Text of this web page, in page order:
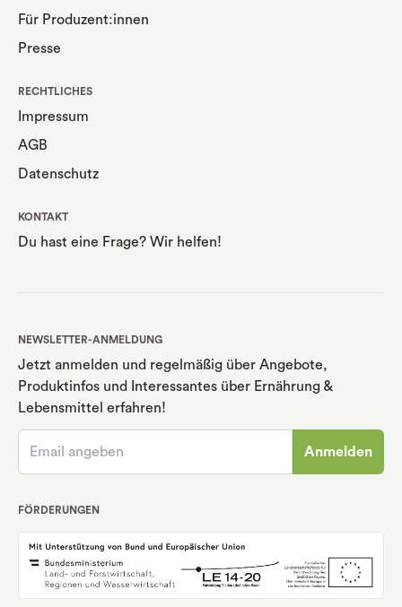
Für Produzent:innen
Presse
RECHTLICHES
Impressum
AGB
Datenschutz
KONTAKT
Du hast eine Frage? Wir helfen!
NEWSLETTER-ANMELDUNG
Jetzt anmelden und regelmäßig über Angebote,
Produktinfos und Interessantes über Ernährung &
Lebensmittel erfahren!
Anmelden
FÖRDERUNGEN